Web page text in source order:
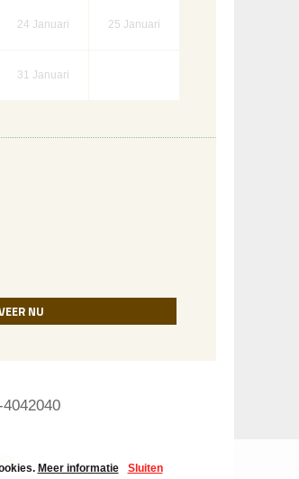
24 Januari 25 Januari
31 Januari
NU
Meer informatie Sluiten